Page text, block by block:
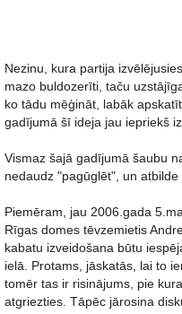
Nezinu, kura partija
mazo buldozerīti, taču
ko tādu mēģināt, labāk
gadījumā šī ideja jau iepriekš
Vismaz šajā gadījumā šaubu
nedaudz "pagūglēt", un atbilde
Piemēram, jau 2006.gada
Rīgas domes tēvzemietis
kabatu izveidošana būtu
ielā. Protams, jāskatās, lai to
tomēr tas ir risinājums, pie
atgriezties. Tāpēc jārosina